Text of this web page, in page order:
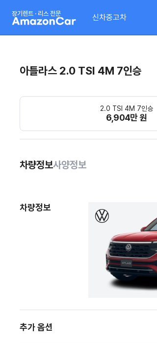
장기렌트 · 리스 전문 신차중고차
아틀라스 2.0 TSI 4M 7인승
2.0 TSI 4M 7인승
6,904만 원
차량정보사양정보
차량정보
추가 옵션